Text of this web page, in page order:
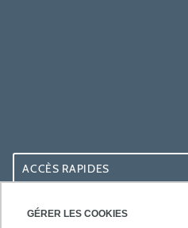
GÉRER LES COOKIES
ACCÈS RAPIDES
ACCÈS PRATIQUES